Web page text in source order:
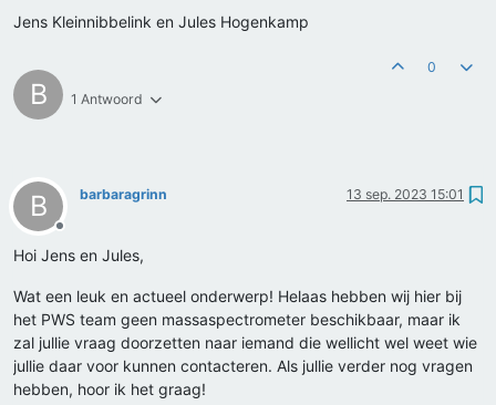
Jens Kleinnibbelink en Jules Hogenkamp
B 1 Antwoord
0
B
Offline
barbaragrinn 13 sep. 2023 15:01
Hoi Jens en Jules,
Wat een leuk en actueel onderwerp! Helaas hebben wij hier bij
het PWS team geen massaspectrometer beschikbaar, maar ik
zal jullie vraag doorzetten naar iemand die wellicht wel weet wie
jullie daar voor kunnen contacteren. Als jullie verder nog vragen
hebben, hoor ik het graag!